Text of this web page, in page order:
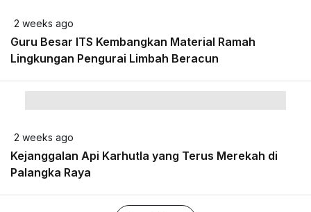
2 weeks ago
Guru Besar ITS Kembangkan Material Ramah
Lingkungan Pengurai Limbah Beracun
2 weeks ago
Kejanggalan Api Karhutla yang Terus Merekah di
Palangka Raya